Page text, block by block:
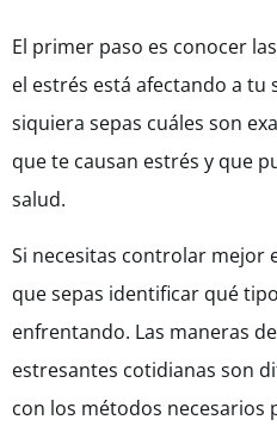
El primer paso es conocer
el estrés está afectando a tu
siquiera sepas cuáles son
que te causan estrés y que
salud.
Si necesitas controlar mejor
que sepas identificar qué
enfrentando. Las maneras
estresantes cotidianas son
con los métodos necesarios